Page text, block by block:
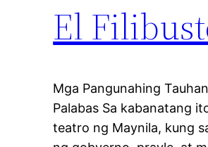
El
Mga Pangunahing
Palabas Sa kabanatang
teatro ng Maynila, kung